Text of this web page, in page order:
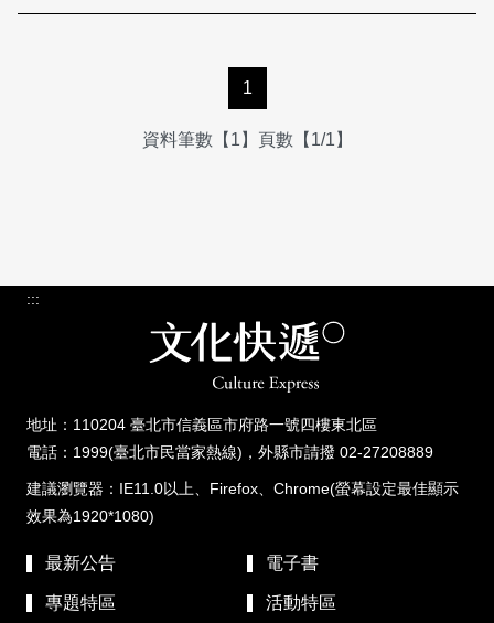
1
資料筆數【1】頁數【1/1】
:::
地址：110204 臺北市信義區市府路一號四樓東北區
電話：1999(臺北市民當家熱線)，外縣市請撥 02-27208889
建議瀏覽器：IE11.0以上、Firefox、Chrome(螢幕設定最佳顯示
效果為1920*1080)
最新公告 電子書
專題特區 活動特區